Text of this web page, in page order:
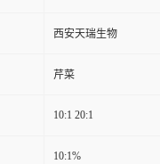
西安天瑞生物
芹菜
10:1 20:1
10:1%